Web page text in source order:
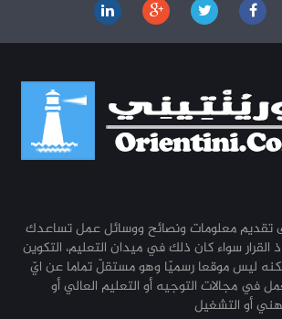
تقديم معلومات ونصائح ووسائل عمل تساعدك
القرار سواء كان ذلك في ميدان التعليم، التكوين
ليس موقعا رسميّا وهو مستقلّ تماما عن ايّ
في مجالات التوجيه أو التعليم العالي أو